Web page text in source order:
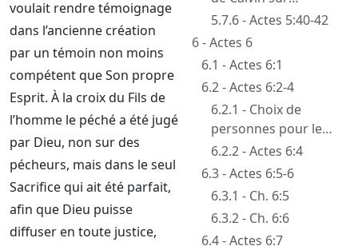
voulait rendre témoignage
dans l’ancienne création
par un témoin non moins
compétent que Son propre
Esprit. À la croix du Fils de
l’homme le péché a été jugé
par Dieu, non sur des
pécheurs, mais dans le seul
Sacrifice qui ait été parfait,
afin que Dieu puisse
diffuser en toute justice,
l’opinion de
Gamaliel
5.7.6 - Actes 5:40-42
6 - Actes 6
6.1 - Actes 6:1
6.2 - Actes 6:2-4
6.2.1 - Choix de
personnes pour le
service dans
l’assemblée
6.2.2 - Actes 6:4
6.3 - Actes 6:5-6
6.3.1 - Ch. 6:5
6.3.2 - Ch. 6:6
6.4 - Actes 6:7